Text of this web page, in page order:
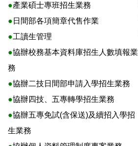
●產業碩士專班招生業務
● 日間部各項簡章代售作業
●工讀生管理
●協辦校務基本資料庫招生人數填報業
務
●協辦二技日間部申請入學招生業務
●協辦四技、五專轉學招生業務
●協辦五專免試(含保送)及續招入學招
生業務